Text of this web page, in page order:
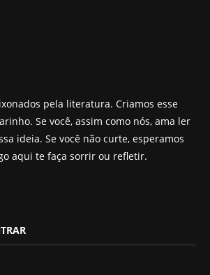
pela literatura. Criamos esse
Se você, assim como nós, ama ler
ideia. Se você não curte, esperamos
aqui te faça sorrir ou refletir.